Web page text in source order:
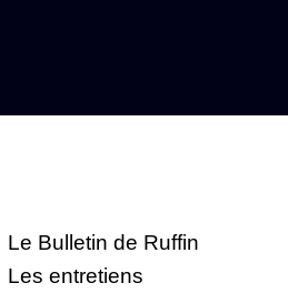
Le Bulletin de Ruffin
Les entretiens